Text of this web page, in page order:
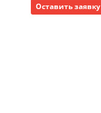
Оставить заявку